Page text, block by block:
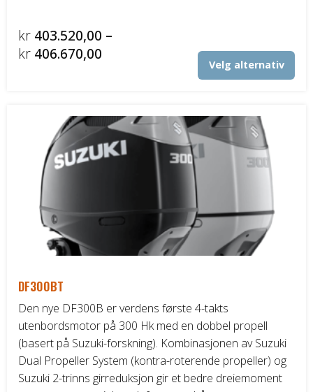
Batteriladere
GIVI – Bagasjesystem for MC
kr 403.520,00 –
kr 406.670,00Prisområde:
Velg alternativ
DF300BT
Den nye DF300B er verdens første 4-takts
utenbordsmotor på 300 Hk med en dobbel propell
(basert på Suzuki-forskning). Kombinasjonen av Suzuki
Dual Propeller System (kontra-roterende propeller) og
Suzuki 2-trinns girreduksjon gir et bedre dreiemoment